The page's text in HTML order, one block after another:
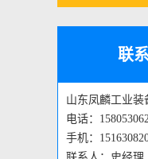
联
山东凤麟工业装
电话：
手机：